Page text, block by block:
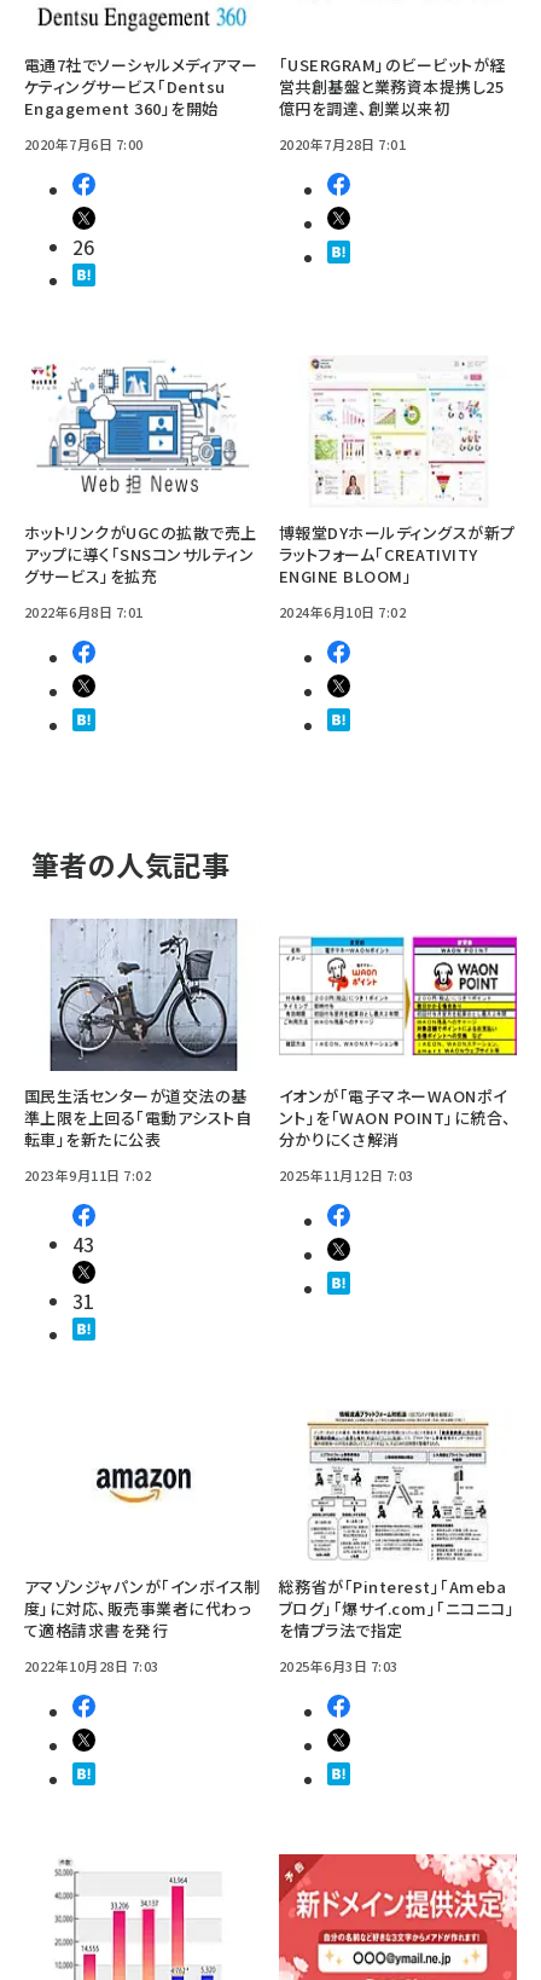
電通7社でソーシャルメディアマー
ケティングサービス「Dentsu
Engagement 360」を開始
2020年7月6日 7:00
26
「USERGRAM」のビービットが経
営共創基盤と業務資本提携し25
億円を調達、創業以来初
2020年7月28日 7:01
ホットリンクがUGCの拡散で売上
アップに導く「SNSコンサルティン
グサービス」を拡充
2022年6月8日 7:01
博報堂DYホールディングスが新プ
ラットフォーム「CREATIVITY
ENGINE BLOOM」
2024年6月10日 7:02
筆者の人気記事
国民生活センターが道交法の基
準上限を上回る「電動アシスト自
転車」を新たに公表
2023年9月11日 7:02
43
31
イオンが「電子マネーWAONポイ
ント」を「WAON POINT」に統合、
分かりにくさ解消
2025年11月12日 7:03
アマゾンジャパンが「インボイス制
度」に対応、販売事業者に代わっ
て適格請求書を発行
2022年10月28日 7:03
総務省が「Pinterest」「Ameba
ブログ」「爆サイ.com」「ニコニコ」
を情プラ法で指定
2025年6月3日 7:03